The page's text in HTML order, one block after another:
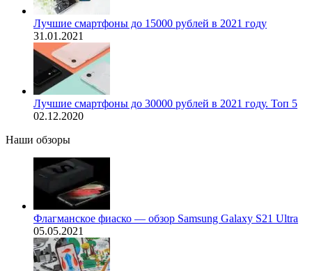
Лучшие смартфоны до 15000 рублей в 2021 году
31.01.2021
Лучшие смартфоны до 30000 рублей в 2021 году. Топ 5
02.12.2020
Наши обзоры
Флагманское фиаско — обзор Samsung Galaxy S21 Ultra
05.05.2021